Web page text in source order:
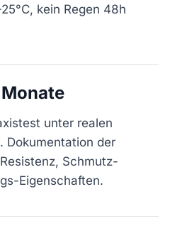
kein Regen 48h
unter realen
Dokumentation der
Schmutz-
Eigenschaften.